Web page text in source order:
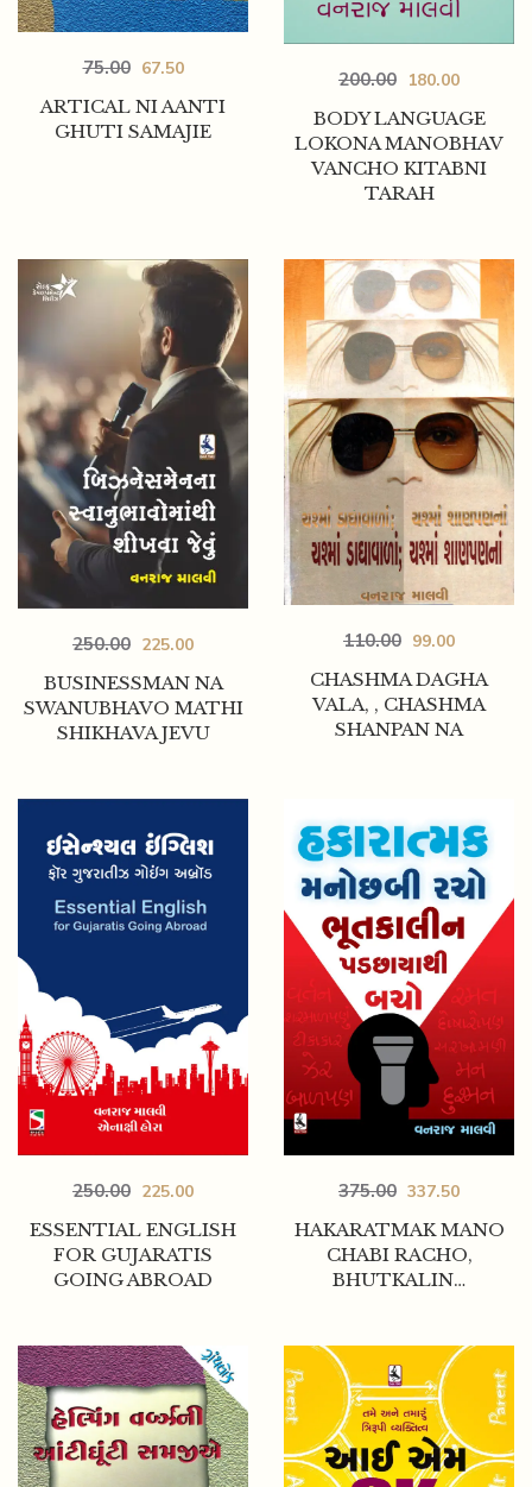
ARTICAL NI AANTI
GHUTI SAMAJIE
75.00 67.50
BODY LANGUAGE
LOKONA MANOBHAV
VANCHO KITABNI
TARAH
200.00 180.00
BUSINESSMAN NA
SWANUBHAVO MATHI
SHIKHAVA JEVU
250.00 225.00
CHASHMA DAGHA
VALA, , CHASHMA
SHANPAN NA
110.00 99.00
ESSENTIAL ENGLISH
FOR GUJARATIS
GOING ABROAD
250.00 225.00
HAKARATMAK MANO
CHABI RACHO,
BHUTKALIN…
375.00 337.50